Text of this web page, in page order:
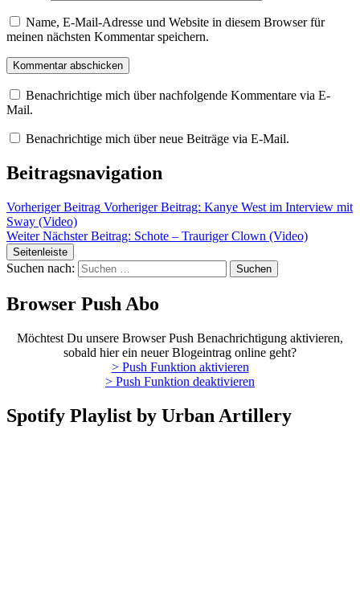
Name, E-Mail-Adresse und Website in diesem Browser für
meinen nächsten Kommentar speichern.
Benachrichtige mich über nachfolgende Kommentare via E-
Mail.
Benachrichtige mich über neue Beiträge via E-Mail.
Beitragsnavigation
Vorheriger Beitrag Vorheriger Beitrag: Kanye West im Interview mit
Sway (Video)
Weiter Nächster Beitrag: Schote – Trauriger Clown (Video)
Seitenleiste
Suchen nach:
Browser Push Abo
Möchtest Du unsere Browser Push Benachrichtigung aktivieren,
sobald hier ein neuer Blogeintrag online geht?
> Push Funktion aktivieren
> Push Funktion deaktivieren
Spotify Playlist by Urban Artillery